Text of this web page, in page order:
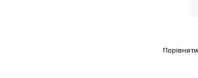
Порівняти